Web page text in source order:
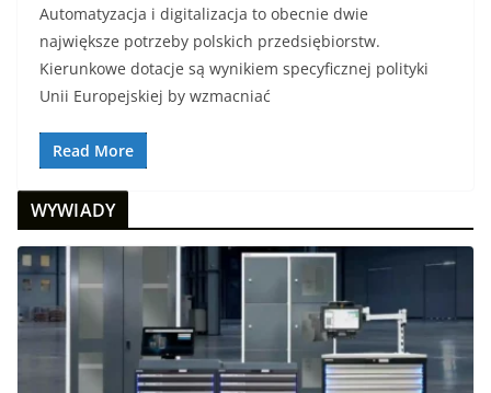
Automatyzacja i digitalizacja to obecnie dwie
największe potrzeby polskich przedsiębiorstw.
Kierunkowe dotacje są wynikiem specyficznej polityki
Unii Europejskiej by wzmacniać
Read More
WYWIADY